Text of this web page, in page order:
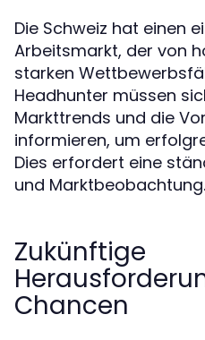
Die Schweiz hat einen
Arbeitsmarkt, der von
starken
Headhunter müssen
Markttrends und die
informieren, um
Dies erfordert eine
und Marktbeobachtung.
Zukünftige
Chancen